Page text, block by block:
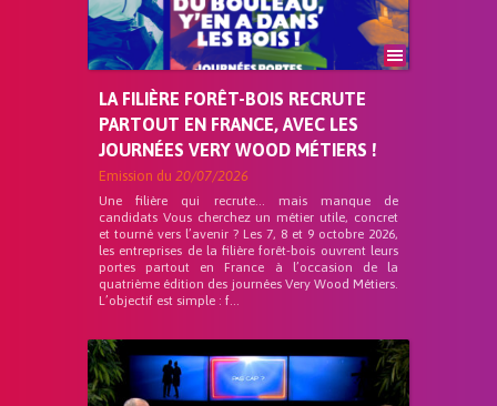
LA FILIÈRE FORÊT-BOIS RECRUTE
PARTOUT EN FRANCE, AVEC LES
JOURNÉES VERY WOOD MÉTIERS !
Emission du 20/07/2026
Une filière qui recrute… mais manque de
candidats Vous cherchez un métier utile, concret
et tourné vers l’avenir ? Les 7, 8 et 9 octobre 2026,
les entreprises de la filière forêt-bois ouvrent leurs
portes partout en France à l’occasion de la
quatrième édition des journées Very Wood Métiers.
L’objectif est simple : f...